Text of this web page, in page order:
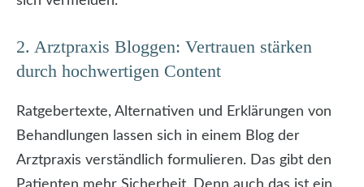
2. Arztpraxis Bloggen: Vertrauen stärken
durch hochwertigen Content
Ratgebertexte, Alternativen und Erklärungen von
Behandlungen lassen sich in einem Blog der
Arztpraxis verständlich formulieren. Das gibt den